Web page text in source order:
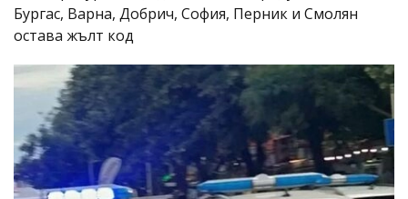
Бургас, Варна, Добрич, София, Перник и Смолян
остава жълт код